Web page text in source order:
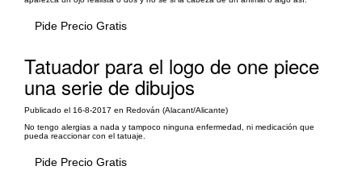
Pide Precio Gratis
Tatuador para el logo de one piece
una serie de dibujos
Publicado el 16-8-2017 en Redován (Alacant/Alicante)
No tengo alergias a nada y tampoco ninguna enfermedad, ni medicación que
pueda reaccionar con el tatuaje.
Pide Precio Gratis